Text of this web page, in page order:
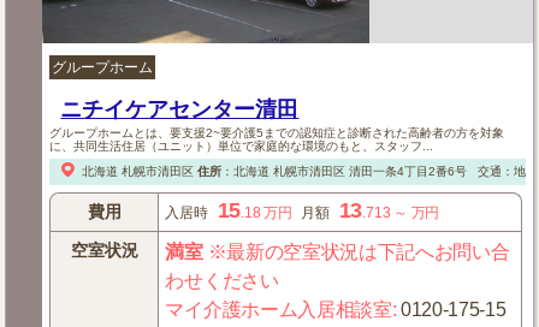
グループホーム
ニチイケアセンター清田
グループホームとは、要支援2~要介護5までの認知症と診断された高齢者の方を対象
に、共同生活住居（ユニット）単位で家庭的な環境のもと、スタッフ...
北海道 札幌市清田区 住所： 北海道 札幌市清田区清田一条4丁目2番6号 交通：地
費用 入居時 15.18 万円 月額 13.713 ～ 万円
空室状況 満室※最新の空室状況は下記へお問い合
わせください
マイ介護ホーム入居相談室:0120-175-15